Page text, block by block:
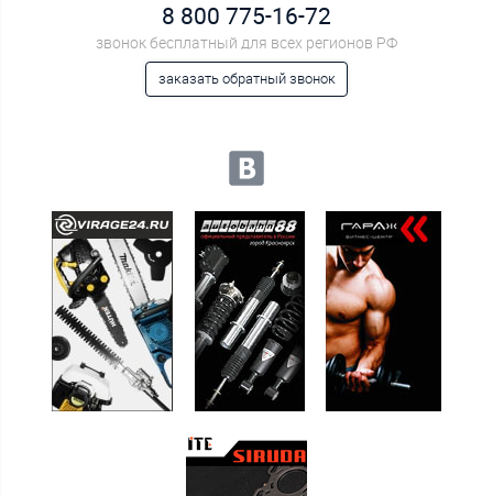
8 800 775-16-72
звонок бесплатный для всех регионов РФ
заказать обратный звонок